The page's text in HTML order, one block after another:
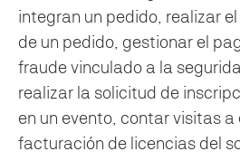
integran un pedido, realizar
de un pedido, gestionar el
fraude vinculado a la
realizar la solicitud de
en un evento, contar visitas a
facturación de licencias del